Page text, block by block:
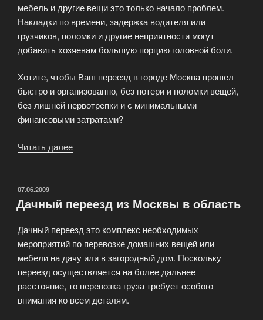
мебель и другие вещи это только начало проблем.
Накладки по времени, задержка водителя или
грузчиков, поломки и другие неприятности могут
добавить хозяевам большую порцию головной боли.
Хотите, чтобы Ваш переезд в городе Москва прошел
быстро и организованно, без потери и поломки вещей,
без лишней нервотрепки и с минимальными
финансовыми затратами?
Читать далее
и
грузоперевозки,
переезд»
ОПУБЛИКОВАНО
07.06.2009
Дачный переезд из Москвы в область
Дачный переезд это комплекс необходимых
мероприятий по перевозке домашних вещей или
мебели на дачу или в загородный дом. Поскольку
переезд осуществляется на более дальнее
расстояние, то перевозка груза требует особого
внимания ко всем деталям.